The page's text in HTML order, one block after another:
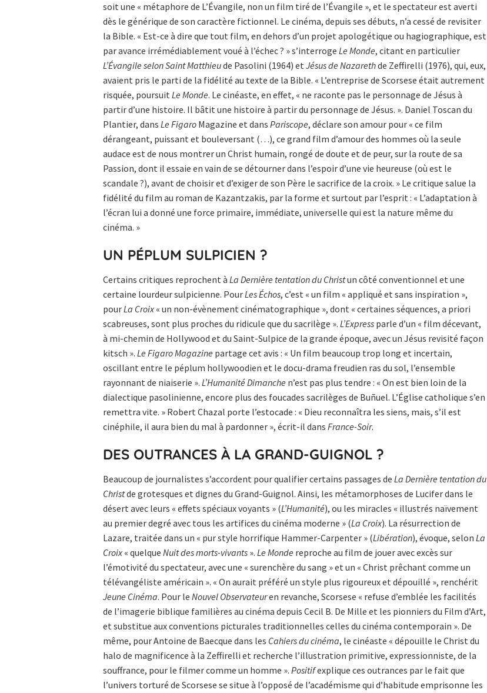
soit une « métaphore de L’Évangile, non un film tiré de l’Évangile », et le spectateur est averti
dès le générique de son caractère fictionnel. Le cinéma, depuis ses débuts, n’a cessé de revisiter
la Bible. « Est-ce à dire que tout film, en dehors d’un projet apologétique ou hagiographique, est
par avance irrémédiablement voué à l’échec ? » s’interroge Le Monde, citant en particulier
L’Évangile selon Saint Matthieude Pasolini (1964) etJésus de Nazarethde Zeffirelli (1976), qui, eux,
avaient pris le parti de la fidélité au texte de la Bible. « L’entreprise de Scorsese était autrement
risquée, poursuitLe Monde. Le cinéaste, en effet, « ne raconte pas le personnage de Jésus à
partir d’une histoire. Il bâtit une histoire à partir du personnage de Jésus. ». Daniel Toscan du
Plantier, dans Le Figaro Magazine et dans Pariscope, déclare son amour pour « ce film
dérangeant, puissant et bouleversant (…), ce grand film d’amour des hommes où la seule
audace est de nous montrer un Christ humain, rongé de doute et de peur, sur la route de sa
Passion, dont il essaie en vain de se détourner dans l’espoir d’une vie heureuse (où est le
scandale ?), avant de choisir et d’exiger de son Père le sacrifice de la croix. » Le critique salue la
fidélité du film au roman de Kazantzakis, par la forme et surtout par l’esprit : « L’adaptation à
l’écran lui a donné une force primaire, immédiate, universelle qui est la nature même du
cinéma. »
UN PÉPLUM SULPICIEN ?
Certains critiques reprochent à La Dernière tentation du Christun côté conventionnel et une
certaine lourdeur sulpicienne. PourLes Échos, c’est « un film « appliqué et sans inspiration »,
pourLa Croix« un non-évènement cinématographique », dont « certaines séquences, a priori
scabreuses, sont plus proches du ridicule que du sacrilège ». L’Express parle d’un « film décevant,
à mi-chemin de Hollywood et du Saint-Sulpice de la grande époque, avec un Jésus revisité façon
kitsch ». Le Figaro Magazine partage cet avis : « Un film beaucoup trop long et incertain,
oscillant entre le péplum hollywoodien et le docu-drama freudien ras du sol, l’ensemble
rayonnant de niaiserie ». L’Humanité Dimanche n’est pas plus tendre : « On est bien loin de la
dialectique pasolinienne, encore plus des foucades sacrilèges de Buñuel. L’Église catholique s’en
remettra vite. » Robert Chazal porte l’estocade : « Dieu reconnaîtra les siens, mais, s’il est
cinéphile, il aura bien du mal à pardonner », écrit-il dans France-Soir.
DES OUTRANCES À LA GRAND-GUIGNOL ?
Beaucoup de journalistes s’accordent pour qualifier certains passages de La Dernière tentation du
Christde grotesques et dignes du Grand-Guignol. Ainsi, les métamorphoses de Lucifer dans le
désert avec leurs « effets spéciaux voyants » (L’Humanité), ou les miracles « illustrés naïvement
au premier degré avec tous les artifices du cinéma moderne » (La Croix). La résurrection de
Lazare, traitée dans un « pur style horrifique Hammer-Carpenter » (Libération), évoque, selon La
Croix« quelque Nuit des morts-vivants ». Le Monde reproche au film de jouer avec excès sur
l’émotivité du spectateur, avec une « surenchère du sang » et un « Christ prêchant comme un
télévangéliste américain ». « On aurait préféré un style plus rigoureux et dépouillé », renchérit
Jeune Cinéma. Pour le Nouvel Observateuren revanche, Scorsese « refuse d’emblée les facilités
de l’imagerie biblique familières au cinéma depuis Cecil B. De Mille et les pionniers du Film d’Art,
et substitue aux conventions picturales traditionnelles celles du cinéma contemporain ». De
même, pour Antoine de Baecque dans les Cahiers du cinéma, le cinéaste « dépouille le Christ du
halo de magnificence à la Zeffirelli et recherche l’illustration primitive, expressionniste, de la
souffrance, pour le filmer comme un homme ». Positifexplique ces outrances par le fait que
l’univers torturé de Scorsese se situe à l’opposé de l’académisme qui d’habitude emprisonne les